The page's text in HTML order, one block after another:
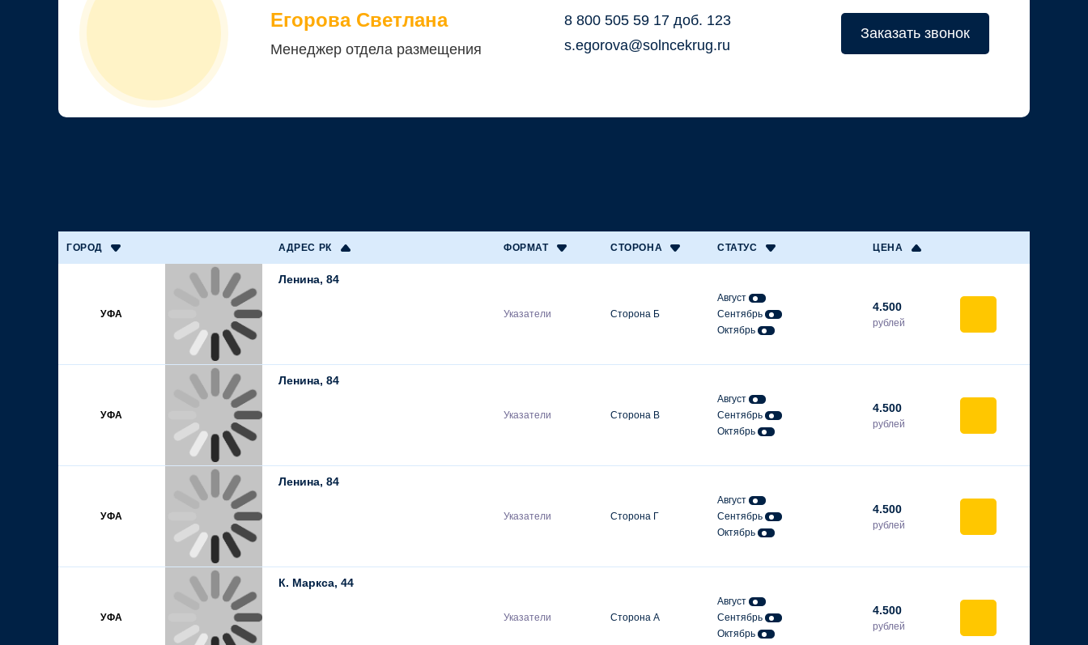
Егорова Светлана
Менеджер отдела размещения
8 800 505 59 17 доб. 123
s.egorova@solncekrug.ru
Заказать звонок
ГОРОД АДРЕС РК ФОРМАТ СТОРОНА СТАТУС ЦЕНА
УФА
Ленина, 84
Указатели Сторона Б
Август
Сентябрь
Октябрь
4.500
рублей
УФА
Ленина, 84
Указатели Сторона В
Август
Сентябрь
Октябрь
4.500
рублей
УФА
Ленина, 84
Указатели Сторона Г
Август
Сентябрь
Октябрь
4.500
рублей
УФА
К. Маркса, 44
Указатели Сторона А
Август
Сентябрь
Октябрь
4.500
рублей